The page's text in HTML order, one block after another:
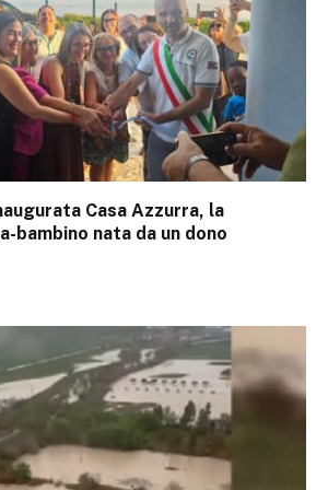
Casa Azzurra, la
bambino nata da un dono